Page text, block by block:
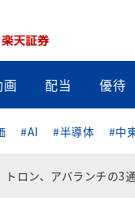
配当 優待
#AI #半導体 #中
トロン、アバランチの3